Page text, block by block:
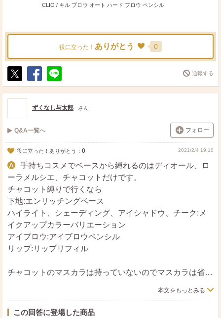
CLIO / キル ブロウ オート ハード ブロウ ペンシル
役に立った！ ありがとう 0
ポ
ス
ト
シ
ェ
送
る
通報する
ずくなし与太郎 さん
Q&A一覧へ フォロー
役に立った！ありがとう： 0 2021/2/4 19:10
手持ちコスメでベースから縛れるのはディオール、ロ
ーラメルシエ、チャコットだけです。
チャコット縛りで行くなら
下地:エンリッチングベース
ハイライト、シェーディング、アイシャドウ、チーク:メ
イクアップカラーバリエーション
アイブロウ:アイブロウペンシル
リップ:リップリフィル
チャコットのマスカラは持っていないのでマスカラは省略
下地のエンリッチングベースは程良いカバー力があり、パ
ウダーなしでもいい感じの質感に整いますので時短に最適
本文をもっとみる
この回答に登場した商品